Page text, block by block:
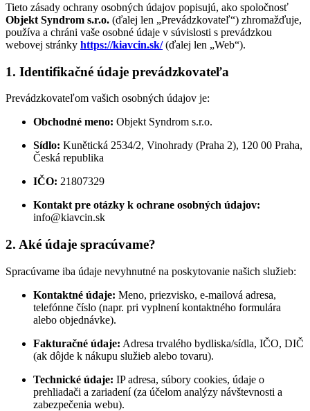
Tieto zásady ochrany osobných údajov popisujú, ako spoločnosť
Objekt Syndrom s.r.o. (ďalej len „Prevádzkovateľ“) zhromažďuje,
používa a chráni vaše osobné údaje v súvislosti s prevádzkou
webovej stránky https://kiavcin.sk/(ďalej len „Web“).
1. Identifikačné údaje prevádzkovateľa
Prevádzkovateľom vašich osobných údajov je:
Obchodné meno: Objekt Syndrom s.r.o.
Sídlo: Kunětická 2534/2, Vinohrady (Praha 2), 120 00 Praha,
Česká republika
IČO: 21807329
Kontakt pre otázky k ochrane osobných údajov:
info@kiavcin.sk
2. Aké údaje spracúvame?
Spracúvame iba údaje nevyhnutné na poskytovanie našich služieb:
Kontaktné údaje: Meno, priezvisko, e-mailová adresa,
telefónne číslo (napr. pri vyplnení kontaktného formulára
alebo objednávke).
Fakturačné údaje: Adresa trvalého bydliska/sídla, IČO, DIČ
(ak dôjde k nákupu služieb alebo tovaru).
Technické údaje: IP adresa, súbory cookies, údaje o
prehliadači a zariadení (za účelom analýzy návštevnosti a
zabezpečenia webu).